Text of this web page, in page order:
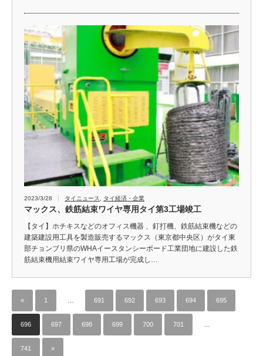
2023/3/28 タイニュース タイ経済・企業
マックス、鉄筋結束ワイヤ専用タイ第3工場竣工
【タイ】ホチキスなどのオフィス機器 、釘打機、鉄筋結束機などの
建築建設用工具を製造販売するマックス（東京都中央区）がタイ東
部チョンブリ県のWHAイースタンシーボード工業団地に建設した鉄
筋結束機用結束ワイヤ専用工場が完成し…
« 1 691 692 693 694 695
696 697 698 699 700 701
741 »